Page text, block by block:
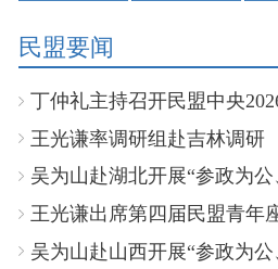
民盟要闻
丁仲礼主持召开民盟中央
王光谦率调研组赴吉林调研
吴为山赴湖北开展“参政为
王光谦出席第四届民盟青年
吴为山赴山西开展“参政为